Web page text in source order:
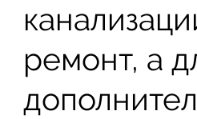
ремонт, а